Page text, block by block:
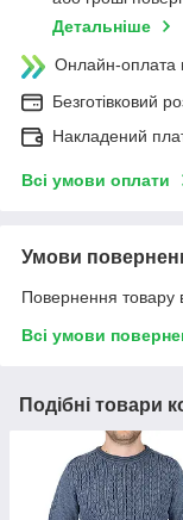
Детальніше
Онлайн-оплата
Безготівковий
Накладений
Всі умови оплати
Умови
Повернення товару
Всі умови
Подібні товари